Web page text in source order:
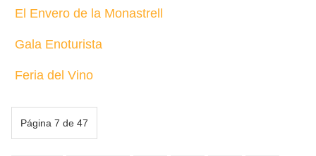
El Envero de la Monastrell
Gala Enoturista
Feria del Vino
Página 7 de 47